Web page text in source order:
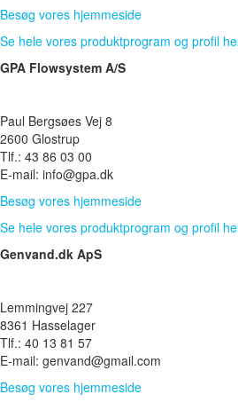
Besøg vores hjemmeside
Se hele vores produktprogram og profil
GPA Flowsystem A/S
Paul Bergsøes Vej 8
2600 Glostrup
Tlf.: 43 86 03 00
E-mail: info@gpa.dk
Besøg vores hjemmeside
Se hele vores produktprogram og profil
Genvand.dk ApS
Lemmingvej 227
8361 Hasselager
​Tlf.: ​40 ​13 81 57
E-mail: genvand@gmail.com
Besøg vores hjemmeside